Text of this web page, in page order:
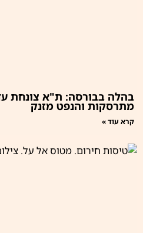
מתרסקות והנפט מזנק
קרא עוד »